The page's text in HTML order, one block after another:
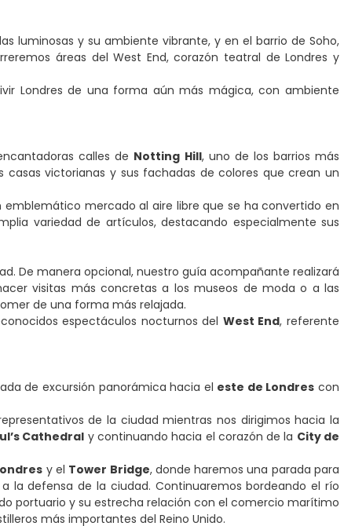
luminosas y su ambiente vibrante, y en el barrio de Soho,
áreas del West End, corazón teatral de Londres y
Londres de una forma aún más mágica, con ambiente
calles de Notting Hill, uno de los barrios más
victorianas y sus fachadas de colores que crean un
emblemático mercado al aire libre que se ha convertido en
variedad de artículos, destacando especialmente sus
De manera opcional, nuestro guía acompañante realizará
visitas más concretas a los museos de moda o a las
de una forma más relajada.
espectáculos nocturnos del West End, referente
de excursión panorámica hacia el este de Londres con
de la ciudad mientras nos dirigimos hacia la
Cathedral y continuando hacia el corazón de la City de
y el Tower Bridge, donde haremos una parada para
defensa de la ciudad. Continuaremos bordeando el río
portuario y su estrecha relación con el comercio marítimo
más importantes del Reino Unido.